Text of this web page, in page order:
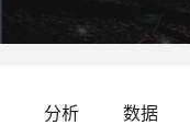
瑞士
分析 数据